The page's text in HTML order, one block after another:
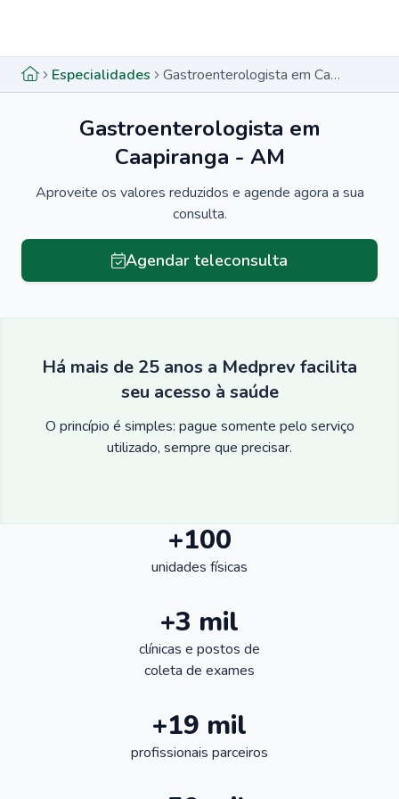
Especialidades Gastroenterologista em Caapiranga - AM
Gastroenterologista em
Caapiranga - AM
Aproveite os valores reduzidos e agende agora a sua
consulta.
Agendar teleconsulta
Há mais de 25 anos a Medprev facilita
seu acesso à saúde
O princípio é simples: pague somente pelo serviço
utilizado, sempre que precisar.
+100
unidades físicas
+3 mil
clínicas e postos de
coleta de exames
+19 mil
profissionais parceiros